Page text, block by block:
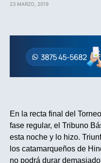
23 MARZO, 2019
En la recta final del
fase regular, el Tribuno
esta noche y lo hizo.
los catamarqueños de
no podrá durar